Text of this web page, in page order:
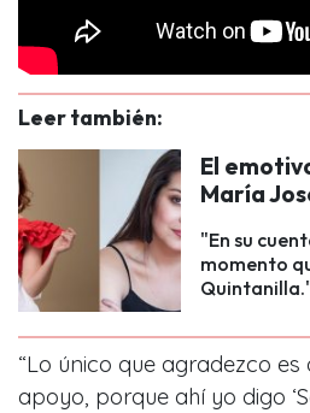
Leer también:
El
María
"En su
momento
“Lo único que agradezco
apoyo, porque ahí yo digo